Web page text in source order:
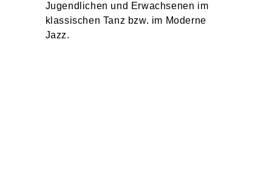
Jugendlichen und Erwachsenen im
klassischen Tanz bzw. im Moderne
Jazz.